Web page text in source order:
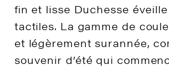
fin et lisse Duchesse
tactiles. La gamme de
et légèrement surannée,
souvenir d’été qui